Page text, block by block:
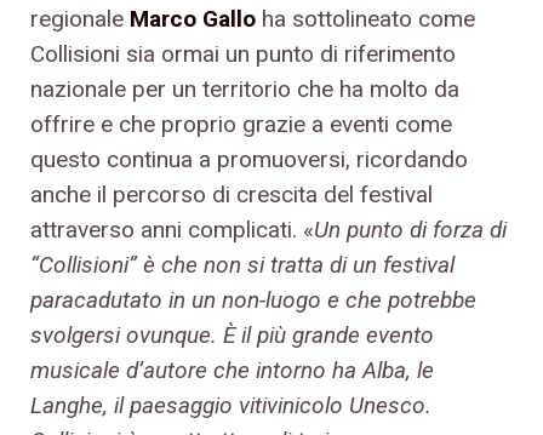
regionale Marco Gallo ha sottolineato come
Collisioni sia ormai un punto di riferimento
nazionale per un territorio che ha molto da
offrire e che proprio grazie a eventi come
questo continua a promuoversi, ricordando
anche il percorso di crescita del festival
attraverso anni complicati. «Un punto di forza di
“Collisioni” è che non si tratta di un festival
paracadutato in un non-luogo e che potrebbe
svolgersi ovunque. È il più grande evento
musicale d’autore che intorno ha Alba, le
Langhe, il paesaggio vitivinicolo Unesco.